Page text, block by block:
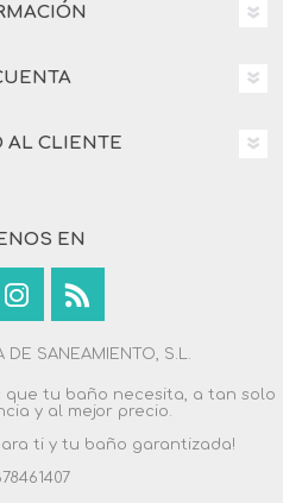
AL CLIENTE
EN
DE SANEAMIENTO, S.L.
que tu baño necesita, a tan solo
y al mejor precio.
ti y tu baño garantizada!